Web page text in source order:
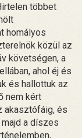
többet
homályos
közül az
követségen, a
ahol éj és
és hallottuk az
nem kért
akasztófáig, és
a díszes